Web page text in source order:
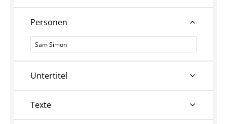
Personen
Personen
Untertitel
Texte